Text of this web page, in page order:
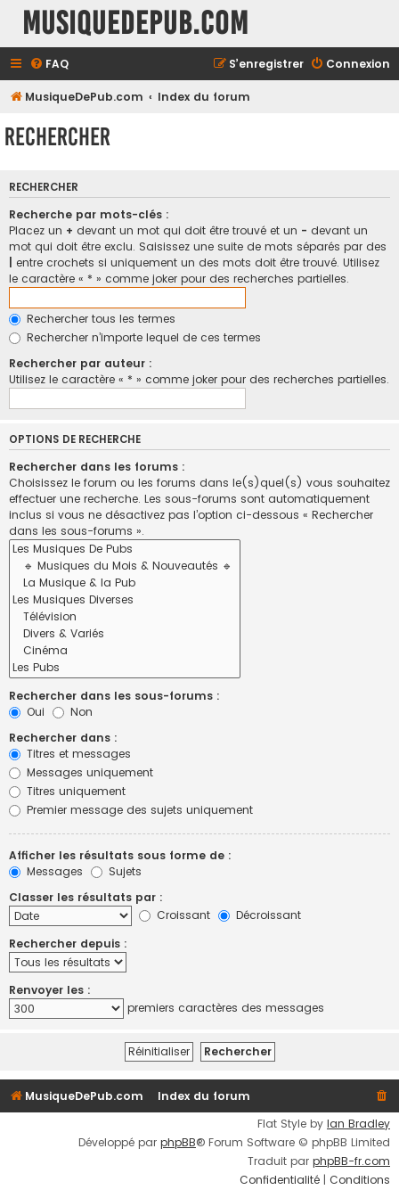
MusiqueDePub.com
FAQ Connexion
S’enregistrer
MusiqueDePub.com Index du forum
Rechercher
RECHERCHER
Recherche par mots-clés :
Placez un + devant un mot qui doit être trouvé et un - devant un
mot qui doit être exclu. Saisissez une suite de mots séparés par des
entre crochets si uniquement un des mots doit être trouvé. Utilisez
le caractère « * » comme joker pour des recherches partielles.
Rechercher tous les termes
Rechercher n’importe lequel de ces termes
Rechercher par auteur :
Utilisez le caractère « * » comme joker pour des recherches partielles.
OPTIONS DE RECHERCHE
Rechercher dans les forums :
Choisissez le forum ou les forums dans le(s)quel(s) vous souhaitez
effectuer une recherche. Les sous-forums sont automatiquement
inclus si vous ne désactivez pas l’option ci-dessous « Rechercher
dans les sous-forums ».
Rechercher dans les sous-forums :
Oui
Non
Rechercher dans :
Titres et messages
Messages uniquement
Titres uniquement
Premier message des sujets uniquement
Afficher les résultats sous forme de :
Messages
Sujets
Classer les résultats par :
Croissant
Décroissant
Rechercher depuis :
Renvoyer les :
premiers caractères des messages
MusiqueDePub.com
Index du forum
Flat Style by Ian Bradley
Développé par phpBB® Forum Software © phpBB Limited
Traduit par phpBB-fr.com
Confidentialité | Conditions